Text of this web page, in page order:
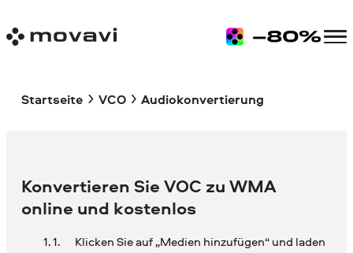
Startseite VCO Audiokonvertierung
Konvertieren Sie VOC zu WMA
online und kostenlos
Klicken Sie auf „Medien hinzufügen“ und laden